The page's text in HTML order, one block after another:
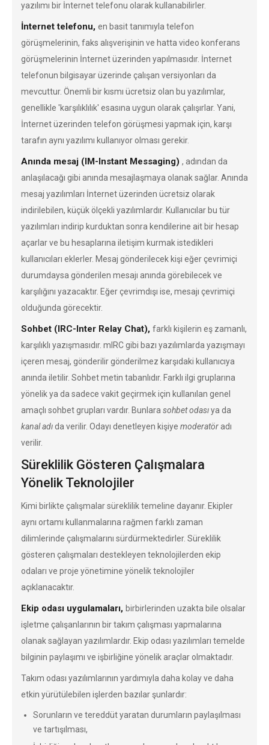
yazılımı bir İnternet telefonu olarak kullanabilirler.
İnternet telefonu, en basit tanımıyla telefon
görüşmelerinin, faks alışverişinin ve hatta video konferans
görüşmelerinin İnternet üzerinden yapılmasıdır. İnternet
telefonun bilgisayar üzerinde çalışan versiyonları da
mevcuttur. Önemli bir kısmı ücretsiz olan bu yazılımlar,
genellikle 'karşılıklılık' esasına uygun olarak çalışırlar. Yani,
İnternet üzerinden telefon görüşmesi yapmak için, karşı
tarafın aynı yazılımı kullanıyor olması gerekir.
Anında mesaj (IM-Instant Messaging) , adından da
anlaşılacağı gibi anında mesajlaşmaya olanak sağlar. Anında
mesaj yazılımları İnternet üzerinden ücretsiz olarak
indirilebilen, küçük ölçekli yazılımlardır. Kullanıcılar bu tür
yazılımları indirip kurduktan sonra kendilerine ait bir hesap
açarlar ve bu hesaplarına iletişim kurmak istedikleri
kullanıcıları eklerler. Mesaj gönderilecek kişi eğer çevrimiçi
durumdaysa gönderilen mesajı anında görebilecek ve
karşılığını yazacaktır. Eğer çevrimdışı ise, mesajı çevrimiçi
olduğunda görecektir.
Sohbet (IRC-Inter Relay Chat), farklı kişilerin eş zamanlı,
karşılıklı yazışmasıdır. mIRC gibi bazı yazılımlarda yazışmayı
içeren mesaj, gönderilir gönderilmez karşıdaki kullanıcıya
anında iletilir. Sohbet metin tabanlıdır. Farklı ilgi gruplarına
yönelik ya da sadece vakit geçirmek için kullanılan genel
amaçlı sohbet grupları vardır. Bunlara sohbet odasıya da
kanal adıda verilir. Odayı denetleyen kişiye moderatöradı
verilir.
Süreklilik Gösteren Çalışmalara
Yönelik Teknolojiler
Kimi birlikte çalışmalar süreklilik temeline dayanır. Ekipler
aynı ortamı kullanmalarına rağmen farklı zaman
dilimlerinde çalışmalarını sürdürmektedirler. Süreklilik
gösteren çalışmaları destekleyen teknolojilerden ekip
odaları ve proje yönetimine yönelik teknolojiler
açıklanacaktır.
Ekip odası uygulamaları, birbirlerinden uzakta bile olsalar
işletme çalışanlarının bir takım çalışması yapmalarına
olanak sağlayan yazılımlardır. Ekip odası yazılımları temelde
bilginin paylaşımı ve işbirliğine yönelik araçlar olmaktadır.
Takım odası yazılımlarının yardımıyla daha kolay ve daha
etkin yürütülebilen işlerden bazılar şunlardır:
Sorunların ve tereddüt yaratan durumların paylaşılması
ve tartışılması,